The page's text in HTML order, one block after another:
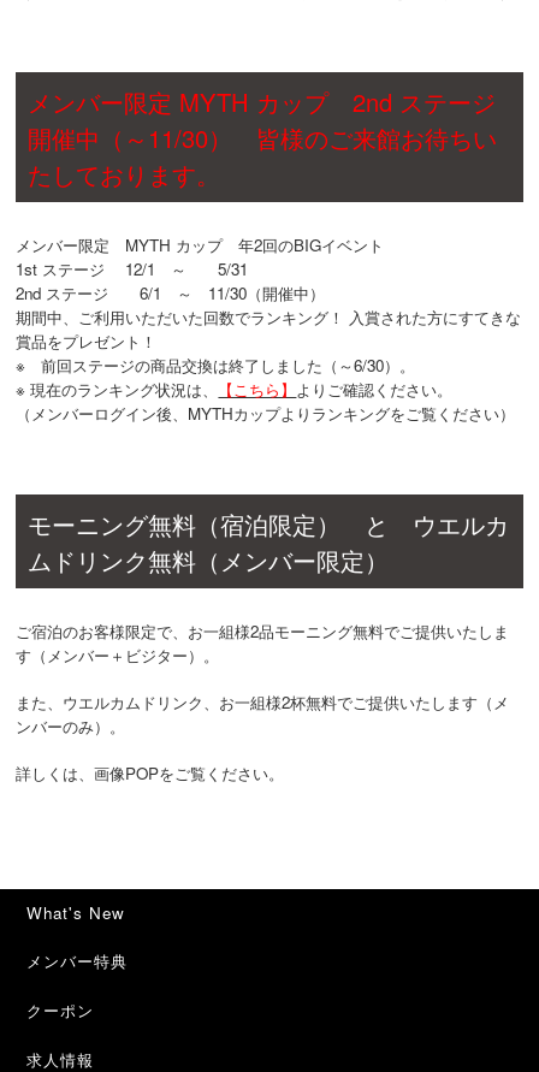
メンバー限定 MYTH カップ 2nd ステージ
開催中（～11/30） 皆様のご来館お待ちい
たしております。
メンバー限定 MYTH カップ 年2回のBIGイベント
1st ステージ 12/1 ～ 5/31
2nd ステージ 6/1 ～ 11/30（開催中）
期間中、ご利用いただいた回数でランキング！ 入賞された方にすてきな
賞品をプレゼント！
※ 前回ステージの商品交換は終了しました（～6/30）。
※ 現在のランキング状況は、
【こちら】 よりご確認ください。
（メンバーログイン後、MYTHカップよりランキングをご覧ください）
モーニング無料（宿泊限定） と ウエルカ
ムドリンク無料（メンバー限定）
ご宿泊のお客様限定で、お一組様2品モーニング無料でご提供いたしま
す（メンバー＋ビジター）。
また、ウエルカムドリンク、お一組様2杯無料でご提供いたします（メ
ンバーのみ）。
詳しくは、画像POPをご覧ください。
What's New
メンバー特典
クーポン
求人情報